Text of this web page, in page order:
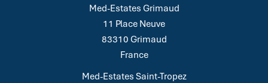
Med-Estates Grimaud
11 Place Neuve
83310 Grimaud
France
Med-Estates Saint-Tropez